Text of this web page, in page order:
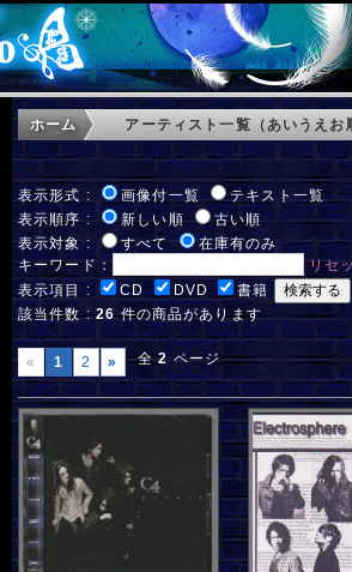
ホーム アーティスト一覧（あいうえお
表示形式 :
画像付一覧
テキスト一覧
表示順序 :
新しい順
古い順
表示対象 :
すべて
在庫有のみ
キーワード：
リセ
表示項目 :
CD DVD
書籍
該当件数 :26件の商品があります
« 1 2 » 全2ページ